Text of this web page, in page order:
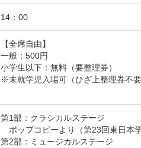
14：00
【全席自由】
一般：500円
小学生以下：無料（要整理券）
※未就学児入場可（ひざ上整理券不要
第1部：クラシカルステージ
ポップコピーより（第23回東日本
第2部：ミュージカルステージ